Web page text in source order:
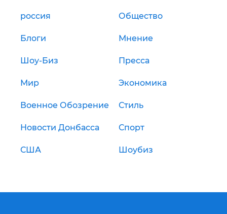
россия Общество
Блоги Мнение
Шоу-Биз Пресса
Мир Экономика
Военное Обозрение Стиль
Новости Донбасса Спорт
США Шоубиз